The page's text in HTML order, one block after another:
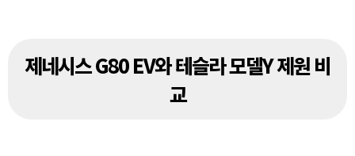
제네시스 G80 EV와 테슬라 모델Y 제원 비
교